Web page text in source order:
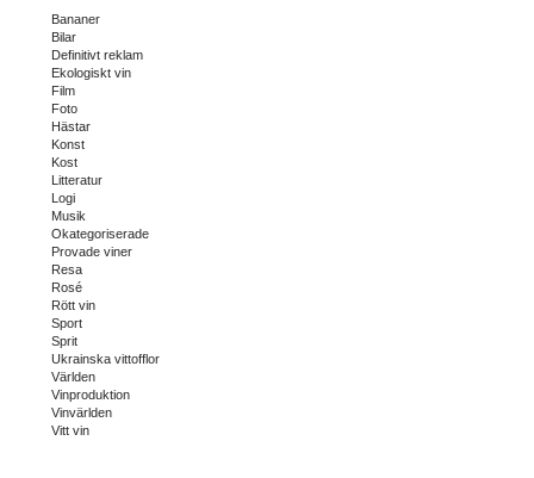
Bananer
Bilar
Definitivt reklam
Ekologiskt vin
Film
Foto
Hästar
Konst
Kost
Litteratur
Logi
Musik
Okategoriserade
Provade viner
Resa
Rosé
Rött vin
Sport
Sprit
Ukrainska vittofflor
Världen
Vinproduktion
Vinvärlden
Vitt vin